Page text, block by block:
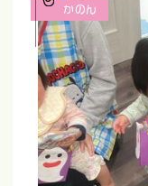
かのん